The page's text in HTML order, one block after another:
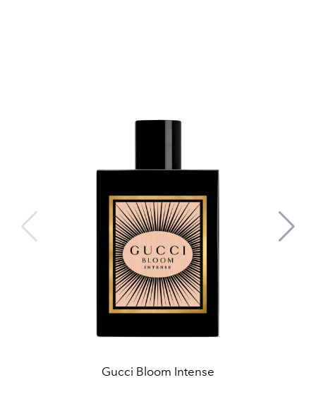
Gucci Bloom Intense